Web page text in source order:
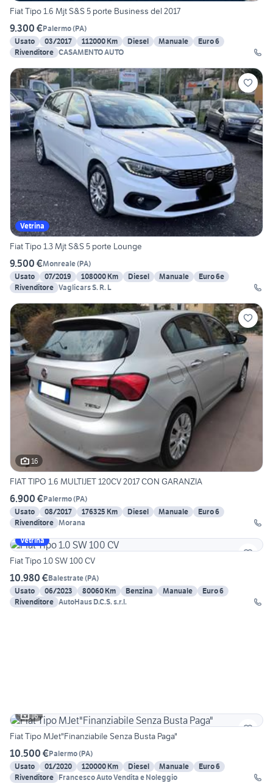
Fiat Tipo 1.6 Mjt S&S 5 porte Business del 2017
9.300 €Palermo(PA)
Usato
03/2017 112000 Km Diesel Manuale
Euro 6
Rivenditore CASAMENTO AUTO
Vetrina
Fiat Tipo 1.3 Mjt S&S 5 porte Lounge
9.500 €Monreale(PA)
Usato
07/2019 108000 Km Diesel Manuale
Euro 6e
Rivenditore Vaglicars S. R. L
16
FIAT TIPO 1.6 MULTIJET 120CV 2017 CON GARANZIA
6.900 €Palermo(PA)
Usato
08/2017 176325 Km Diesel Manuale
Euro 6
Rivenditore Morana
Vetrina
Fiat Tipo 1.0 SW 100 CV
10.980 €Balestrate(PA)
Usato
06/2023 80060 Km Benzina Manuale
Euro 6
Rivenditore AutoHaus D.C.S. s.r.l.
16
Fiat Tipo MJet"Finanziabile Senza Busta Paga"
10.500 €Palermo(PA)
Usato
01/2020 120000 Km Diesel Manuale
Euro 6
Rivenditore Francesco Auto Vendita e Noleggio